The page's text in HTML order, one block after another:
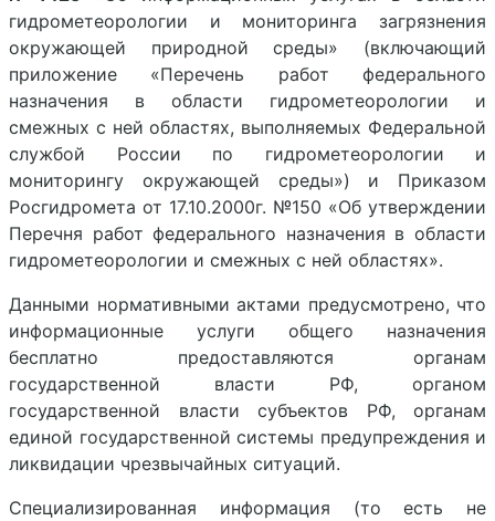
гидрометеорологии и мониторинга загрязнения
окружающей природной среды» (включающий
приложение «Перечень работ федерального
назначения в области гидрометеорологии и
смежных с ней областях, выполняемых Федеральной
службой России по гидрометеорологии и
мониторингу окружающей среды») и Приказом
Росгидромета от 17.10.2000г. №150 «Об утверждении
Перечня работ федерального назначения в области
гидрометеорологии и смежных с ней областях».
Данными нормативными актами предусмотрено, что
информационные услуги общего назначения
бесплатно предоставляются органам
государственной власти РФ, органом
государственной власти субъектов РФ, органам
единой государственной системы предупреждения и
ликвидации чрезвычайных ситуаций.
Специализированная информация (то есть не